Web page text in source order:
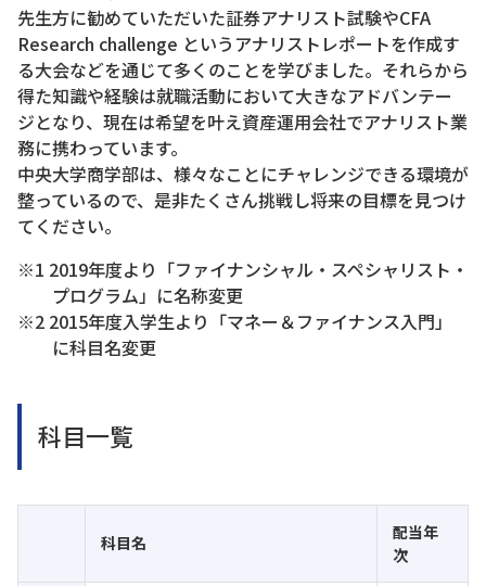
先生方に勧めていただいた証券アナリスト試験やCFA
Research challenge というアナリストレポートを作成す
る大会などを通じて多くのことを学びました。それらから
得た知識や経験は就職活動において大きなアドバンテー
ジとなり、現在は希望を叶え資産運用会社でアナリスト業
務に携わっています。
中央大学商学部は、様々なことにチャレンジできる環境が
整っているので、是非たくさん挑戦し将来の目標を見つけ
てください。
※1 2019年度より「ファイナンシャル・スペシャリスト・
プログラム」に名称変更
※2 2015年度入学生より「マネー＆ファイナンス入門」
に科目名変更
科目一覧
科目名
配当年
次